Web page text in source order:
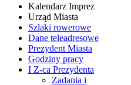
Kalendarz Imprez
Urząd Miasta
Szlaki rowerowe
Dane teleadresowe
Prezydent Miasta
Godziny pracy
I Z-ca Prezydenta
Zadania i